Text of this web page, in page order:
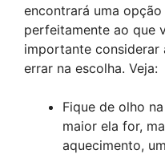
encontrará uma opção
perfeitamente ao que
importante considerar
errar na escolha. Veja:
Fique de olho
maior ela for,
aquecimento,